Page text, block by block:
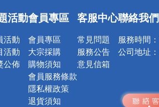
詐騙網頁！請小心！
活動
活動
活動
公佈
會員專區
會員專區
大宗採購
購物須知
會員服務條款
隱私權政策
退貨須知
客服中心
常見問題
服務公告
意見信箱
聯絡我們
服務時間：
公司地址：